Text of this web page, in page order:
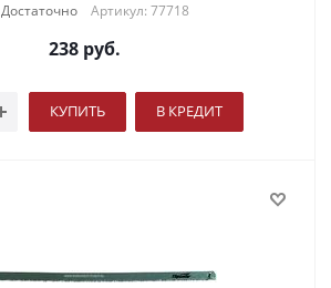
Достаточно Артикул: 77718
238руб.
КУПИТЬ В КРЕДИТ